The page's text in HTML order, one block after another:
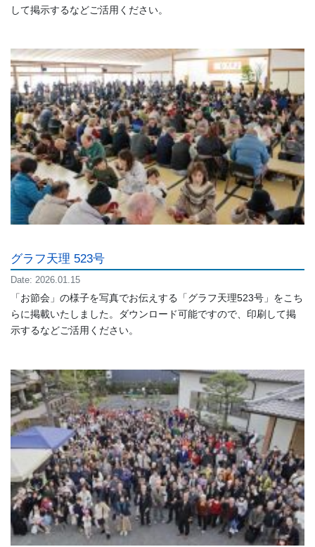
して掲示するなどご活用ください。
グラフ天理 523号
Date: 2026.01.15
「お節会」の様子を写真でお伝えする「グラフ天理523号」をこち
らに掲載いたしました。ダウンロード可能ですので、印刷して掲
示するなどご活用ください。